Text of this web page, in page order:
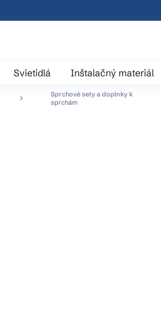
Svietidlá Inštalačný materiál
Sprchové sety a doplnky k
sprchám